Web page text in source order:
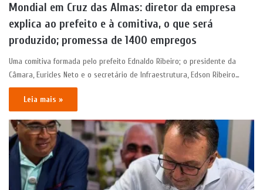
Mondial em Cruz das Almas: diretor da empresa
explica ao prefeito e à comitiva, o que será
produzido; promessa de 1400 empregos
Uma comitiva formada pelo prefeito Ednaldo Ribeiro; o presidente da
Câmara, Euricles Neto e o secretário de Infraestrutura, Edson Ribeiro…
Leia mais »